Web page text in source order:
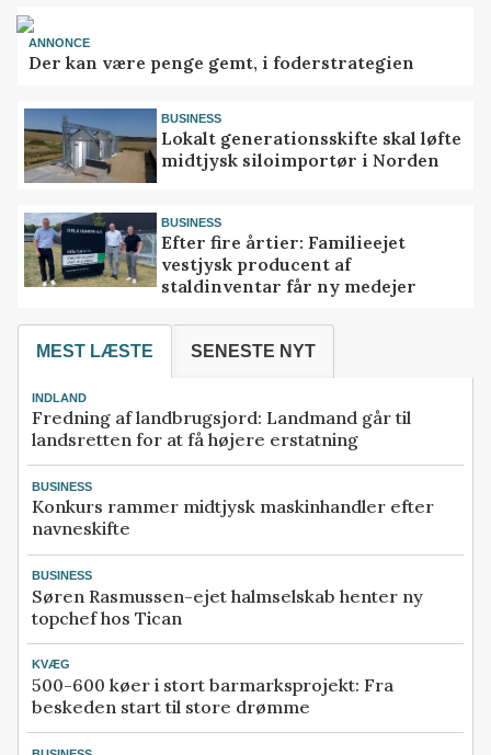
ANNONCE
Der kan være penge gemt, i foderstrategien
BUSINESS
Lokalt generationsskifte skal løfte
midtjysk siloimportør i Norden
BUSINESS
Efter fire årtier: Familieejet
vestjysk producent af
staldinventar får ny medejer
MEST LÆSTE SENESTE NYT
INDLAND
Fredning af landbrugsjord: Landmand går til
landsretten for at få højere erstatning
BUSINESS
Konkurs rammer midtjysk maskinhandler efter
navneskifte
BUSINESS
Søren Rasmussen-ejet halmselskab henter ny
topchef hos Tican
KVÆG
500-600 køer i stort barmarksprojekt: Fra
beskeden start til store drømme